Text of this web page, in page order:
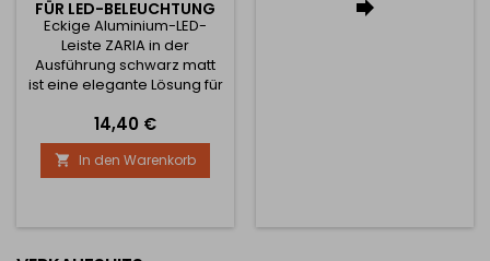
FÜR LED-BELEUCHTUNG
MIT SCHWARZER
ABDECKUNG / SCHWARZ
MATT
Eckige Aluminium-LED-
Leiste ZARIA in der
Ausführung schwarz matt
ist eine elegante Lösung für
Streifen im Winkel von 45°,
wodurch eine optimale
Lichtausrichtung
gewährleistet wird. Sie ist
Preis
14,40 €
 In den Warenkorb
